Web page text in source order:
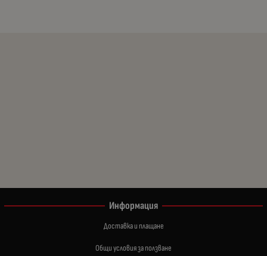
Информация
Доставка и плащане
Общи условия за ползване